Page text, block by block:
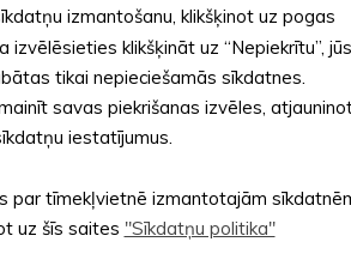
izmantošanu, klikšķinot uz pogas
izvēlēsieties klikšķināt uz “Nepiekrītu”,
tikai nepieciešamās sīkdatnes.
savas piekrišanas izvēles,
iestatījumus.
par tīmekļvietnē izmantotajām
uz šīs saites "Sīkdatņu politika"